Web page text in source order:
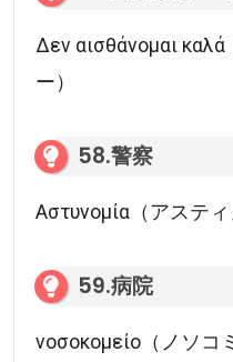
Δεν αισθάνομαι
ー）
58.警察
Αστυνομία（アスティ
59.病院
νοσοκομείο（ノソコ